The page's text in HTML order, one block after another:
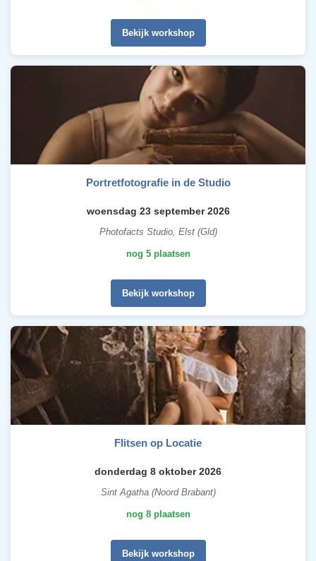
Bekijk workshop
Portretfotografie in de Studio
woensdag 23 september 2026
Photofacts Studio, Elst (Gld)
nog 5 plaatsen
Bekijk workshop
Flitsen op Locatie
donderdag 8 oktober 2026
Sint Agatha (Noord Brabant)
nog 8 plaatsen
Bekijk workshop